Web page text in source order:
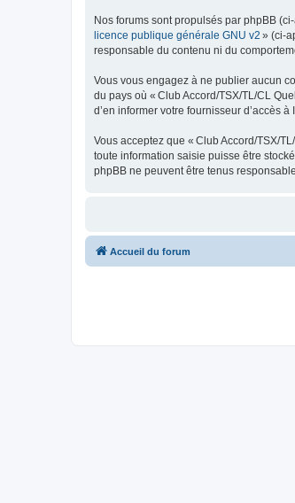
Nos forums sont propulsés par phpBB
licence publique générale GNU v2 » (ci-
responsable du contenu ni du
Vous vous engagez à ne publier aucun
du pays où « Club Accord/TSX/TL/CL
d’en informer votre fournisseur d’accès
Vous acceptez que « Club Accord/TSX/
toute information saisie puisse être
phpBB ne peuvent être tenus
Accueil du forum